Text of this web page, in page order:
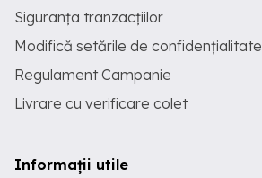
Siguranța tranzacțiilor
Modifică setările de confidențialitate
Regulament Campanie
Livrare cu verificare colet
Informații utile